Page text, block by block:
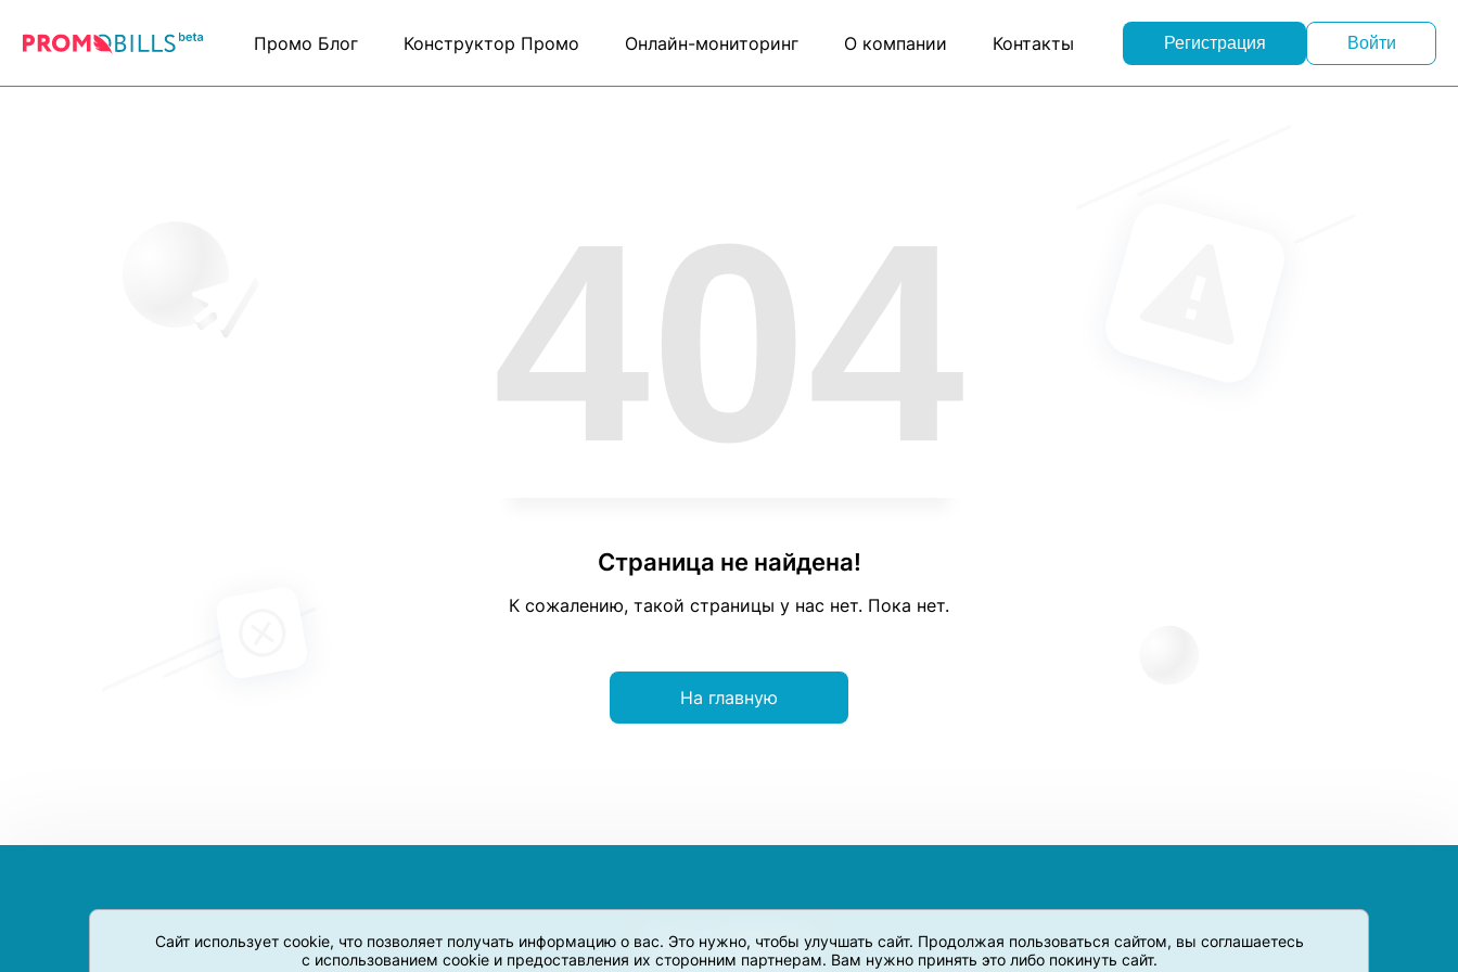
Сайт использует cookie, что позволяет получать информацию о вас. Это нужно, чтобы улучшать сайт. Продолжая пользоваться сайтом, вы соглашаетесь
с использованием cookie и предоставления их сторонним партнерам. Вам нужно принять это либо покинуть сайт.
Промо Блог Конструктор Промо Онлайн-мониторинг О компании Контакты Регистрация Войти
404
Страница не найдена!
К сожалению, такой страницы у нас нет. Пока нет.
На главную